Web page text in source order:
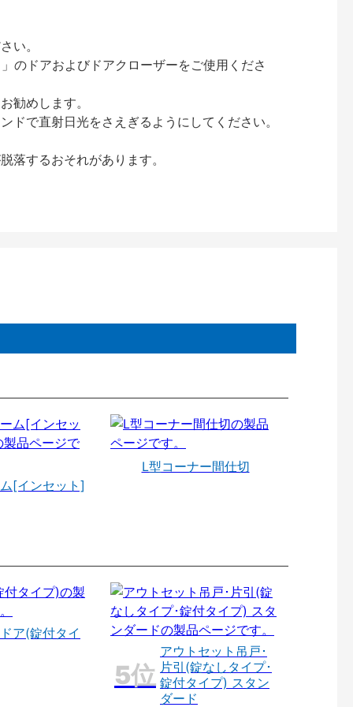
い。
のドアおよびドアクローザーをご使用くださ
勧めします。
で直射日光をさえぎるようにしてください。
するおそれがあります。
[インセット]
L型コーナー間仕切
ア(錠付タイ
アウトセット吊戸･
片引(錠なしタイプ･
錠付タイプ) スタン
ダード